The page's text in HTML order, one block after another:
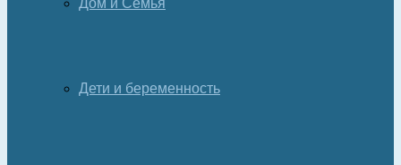
Дом и Семья
Дети и беременность